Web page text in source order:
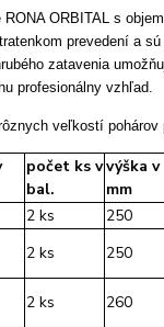
RONA ORBITAL s
prevedení a
zatavenia
profesionálny vzhľad.
veľkostí pohárov
počet ks v
bal.
výška v
mm
2 ks 250
2 ks 250
2 ks 260